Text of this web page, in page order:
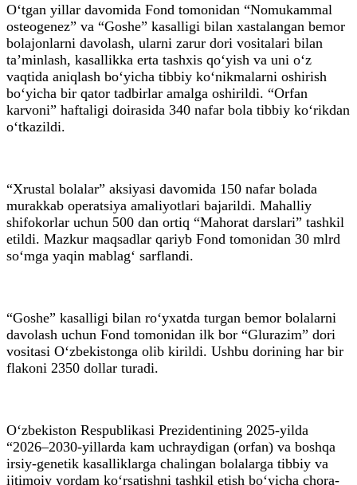
O‘tgan yillar davomida Fond tomonidan “Nomukammal
osteogenez” va “Goshe” kasalligi bilan xastalangan bemor
bolajonlarni davolash, ularni zarur dori vositalari bilan
ta’minlash, kasallikka erta tashxis qo‘yish va uni o‘z
vaqtida aniqlash bo‘yicha tibbiy ko‘nikmalarni oshirish
bo‘yicha bir qator tadbirlar amalga oshirildi. “Orfan
karvoni” haftaligi doirasida 340 nafar bola tibbiy ko‘rikdan
o‘tkazildi.
“Xrustal bolalar” aksiyasi davomida 150 nafar bolada
murakkab operatsiya amaliyotlari bajarildi. Mahalliy
shifokorlar uchun 500 dan ortiq “Mahorat darslari” tashkil
etildi. Mazkur maqsadlar qariyb Fond tomonidan 30 mlrd
so‘mga yaqin mablag‘ sarflandi.
“Goshe” kasalligi bilan ro‘yxatda turgan bemor bolalarni
davolash uchun Fond tomonidan ilk bor “Glurazim” dori
vositasi O‘zbekistonga olib kirildi. Ushbu dorining har bir
flakoni 2350 dollar turadi.
O‘zbekiston Respublikasi Prezidentining 2025-yilda
“2026–2030-yillarda kam uchraydigan (orfan) va boshqa
irsiy-genetik kasalliklarga chalingan bolalarga tibbiy va
ijtimoiy yordam ko‘rsatishni tashkil etish bo‘yicha chora-